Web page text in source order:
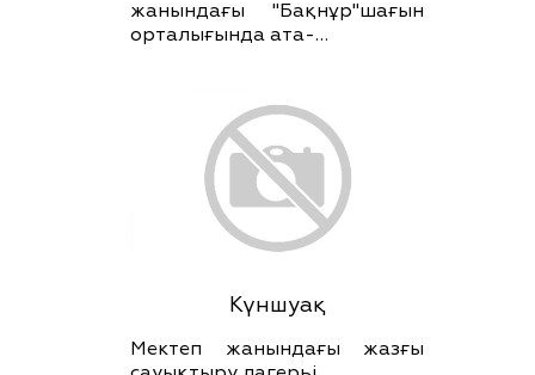
жанындағы "Бақнұр"шағын
орталығында ата-…
Күншуақ
Мектеп жанындағы жазғы